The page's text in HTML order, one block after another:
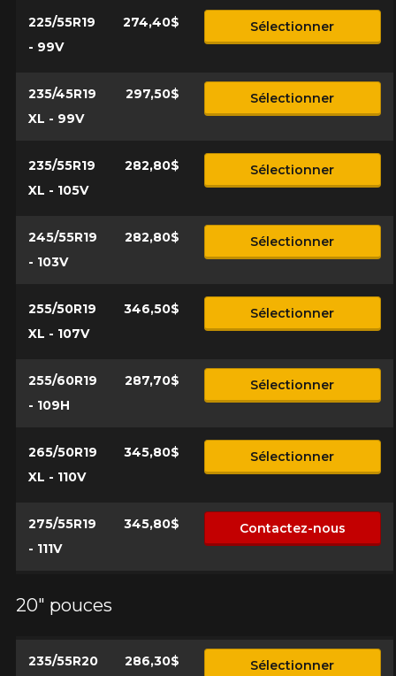
225/55R19
- 99V
274,40$ Sélectionner
235/45R19
XL - 99V
297,50$ Sélectionner
235/55R19
XL - 105V
282,80$ Sélectionner
245/55R19
- 103V
282,80$ Sélectionner
255/50R19
XL - 107V
346,50$ Sélectionner
255/60R19
- 109H
287,70$ Sélectionner
265/50R19
XL - 110V
345,80$ Sélectionner
275/55R19
- 111V
345,80$ Contactez-nous
20" pouces
235/55R20
286,30$ Sélectionner